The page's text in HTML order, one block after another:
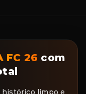
FC 26 com
histórico limpo e